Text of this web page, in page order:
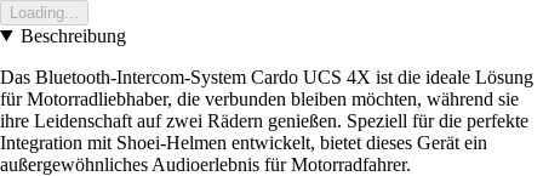
Loading...
Beschreibung
Das Bluetooth-Intercom-System Cardo UCS 4X ist die ideale Lösung
für Motorradliebhaber, die verbunden bleiben möchten, während sie
ihre Leidenschaft auf zwei Rädern genießen. Speziell für die perfekte
Integration mit Shoei-Helmen entwickelt, bietet dieses Gerät ein
außergewöhnliches Audioerlebnis für Motorradfahrer.